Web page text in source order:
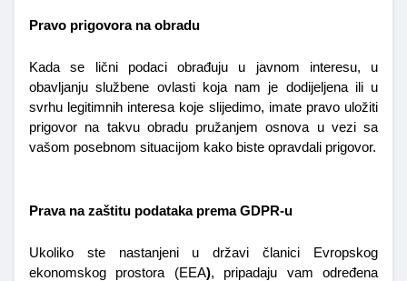
Pravo prigovora na obradu
Kada se lični podaci obrađuju u javnom interesu, u
obavljanju službene ovlasti koja nam je dodijeljena ili u
svrhu legitimnih interesa koje slijedimo, imate pravo uložiti
prigovor na takvu obradu pružanjem osnova u vezi sa
vašom posebnom situacijom kako biste opravdali prigovor.
Prava na zaštitu podataka prema GDPR-u
Ukoliko ste nastanjeni u državi članici Evropskog
ekonomskog prostora (EEA), pripadaju vam određena